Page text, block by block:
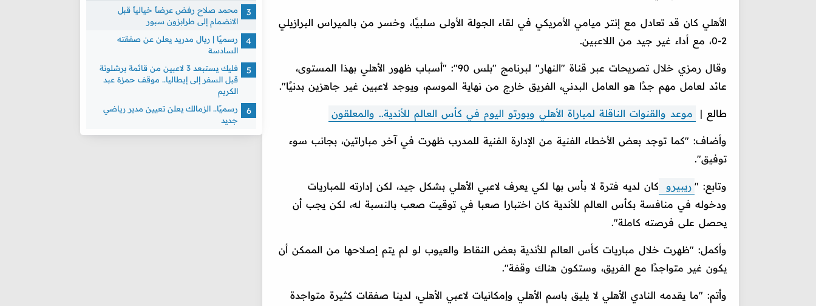
الأهلي كان قد تعادل مع إنتر ميامي الأمريكي في لقاء الجولة الأولى سلبيًا، وخسر من بالميراس البرازيلي
2-0، مع أداء غير جيد من اللاعبين.
وقال رمزي خلال تصريحات عبر قناة "النهار" لبرنامج "بلس 90": "أسباب ظهور الأهلي بهذا المستوى،
عائد لعامل مهم جدًا هو العامل البدني، الفريق خارج من نهاية الموسم، ويوجد لاعبين غير جاهزين بدنيًا".
طالع | موعد والقنوات الناقلة لمباراة الأهلي وبورتو اليوم في كأس العالم للأندية.. والمعلقون
وأضاف: "كما توجد بعض الأخطاء الفنية من الإدارة الفنية للمدرب ظهرت في آخر مباراتين، بجانب سوء
توفيق".
وتابع: " ريبيرو
كان لديه فترة لا بأس بها لكي يعرف لاعبي الأهلي بشكل جيد، لكن إدارته للمباريات
ودخوله في منافسة بكأس العالم للأندية كان اختبارا صعبا في توقيت صعب بالنسبة له، لكن يجب أن
يحصل على فرصته كاملة".
وأكمل: "ظهرت خلال مباريات كأس العالم للأندية بعض النقاط والعيوب لو لم يتم إصلاحها من الممكن أن
يكون غير متواجدًا مع الفريق، وستكون هناك وقفة".
وأتم: "ما يقدمه النادي الأهلي لا يليق باسم الأهلي وإمكانيات لاعبي الأهلي، لدينا صفقات كثيرة متواجدة
محمد صلاح رفض عرضاً خيالياً قبل
الانضمام إلى طرابزون سبور
رسميًا | ريال مدريد يعلن عن صفقته
السادسة
فليك يستبعد 3 لاعبين من قائمة برشلونة
قبل السفر إلى إيطاليا.. موقف حمزة عبد
الكريم
رسميًا.. الزمالك يعلن تعيين مدير رياضي
جديد